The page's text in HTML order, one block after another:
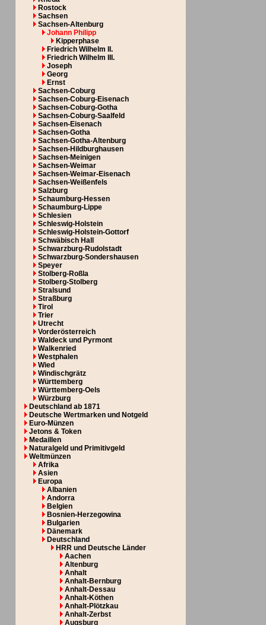
Rostock
Sachsen
Sachsen-Altenburg
Johann Philipp
Kipperphase
Friedrich Wilhelm II.
Friedrich Wilhelm III.
Joseph
Georg
Ernst
Sachsen-Coburg
Sachsen-Coburg-Eisenach
Sachsen-Coburg-Gotha
Sachsen-Coburg-Saalfeld
Sachsen-Eisenach
Sachsen-Gotha
Sachsen-Gotha-Altenburg
Sachsen-Hildburghausen
Sachsen-Meinigen
Sachsen-Weimar
Sachsen-Weimar-Eisenach
Sachsen-Weißenfels
Salzburg
Schaumburg-Hessen
Schaumburg-Lippe
Schlesien
Schleswig-Holstein
Schleswig-Holstein-Gottorf
Schwäbisch Hall
Schwarzburg-Rudolstadt
Schwarzburg-Sondershausen
Speyer
Stolberg-Roßla
Stolberg-Stolberg
Stralsund
Straßburg
Tirol
Trier
Utrecht
Vorderösterreich
Waldeck und Pyrmont
Walkenried
Westphalen
Wied
Windischgrätz
Württemberg
Württemberg-Oels
Würzburg
Deutschland ab 1871
Deutsche Wertmarken und Notgeld
Euro-Münzen
Jetons & Token
Medaillen
Naturalgeld und Primitivgeld
Weltmünzen
Afrika
Asien
Europa
Albanien
Andorra
Belgien
Bosnien-Herzegowina
Bulgarien
Dänemark
Deutschland
HRR und Deutsche Länder
Aachen
Altenburg
Anhalt
Anhalt-Bernburg
Anhalt-Dessau
Anhalt-Köthen
Anhalt-Plötzkau
Anhalt-Zerbst
Augsburg